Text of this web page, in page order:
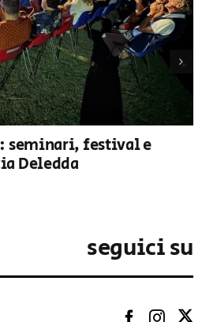
seminari, festival e
Deledda
seguici su